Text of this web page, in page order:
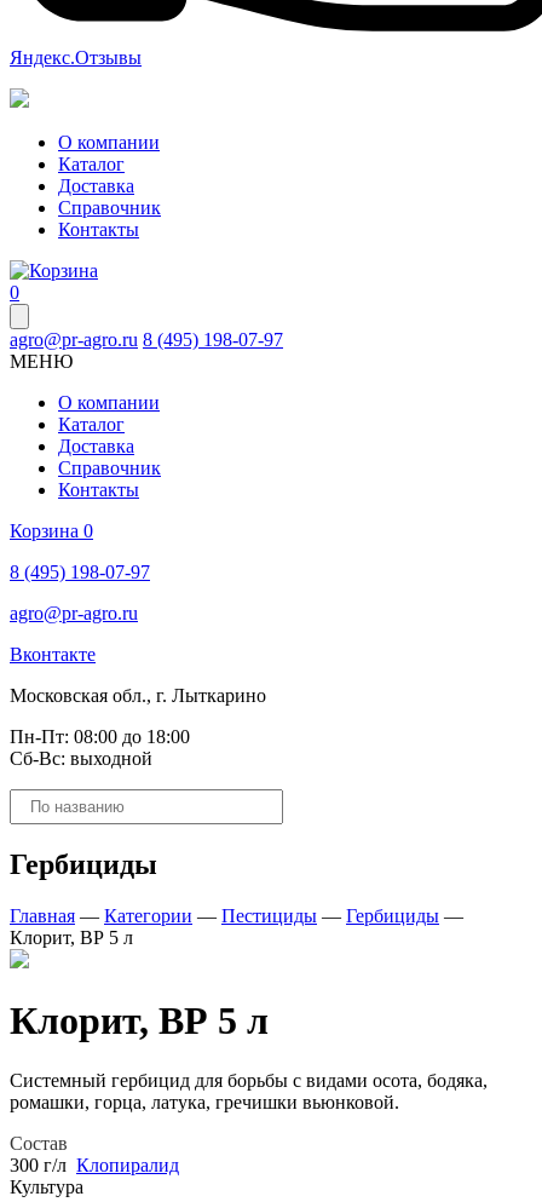
Яндекс.Отзывы
О компании
Каталог
Доставка
Справочник
Контакты
0
agro@pr-agro.ru 8 (495) 198-07-97
МЕНЮ
О компании
Каталог
Доставка
Справочник
Контакты
Корзина 0
8 (495) 198-07-97
agro@pr-agro.ru
Вконтакте
Московская обл., г. Лыткарино
Пн-Пт: 08:00 до 18:00
Сб-Вс: выходной
Поиск
товаров
Гербициды
Главная — Категории — Пестициды — Гербициды —
Клорит, ВР 5 л
Клорит, ВР 5 л
Системный гербицид для борьбы с видами осота, бодяка,
ромашки, горца, латука, гречишки вьюнковой.
Состав
300 г/л Клопиралид
Культура